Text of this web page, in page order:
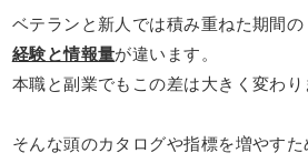
ベテランと新人では積み重ねた期間の
経験と情報量が違います。
本職と副業でもこの差は大きく変わり
そんな頭のカタログや指標を増やすた